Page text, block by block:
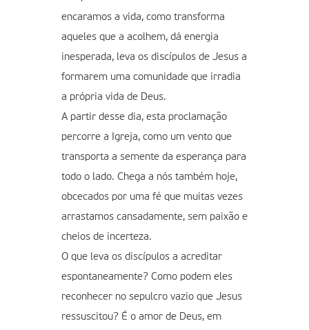
encaramos a vida, como transforma
aqueles que a acolhem, dá energia
inesperada, leva os discípulos de Jesus a
formarem uma comunidade que irradia
a própria vida de Deus.
A partir desse dia, esta proclamação
percorre a Igreja, como um vento que
transporta a semente da esperança para
todo o lado. Chega a nós também hoje,
obcecados por uma fé que muitas vezes
arrastamos cansadamente, sem paixão e
cheios de incerteza.
O que leva os discípulos a acreditar
espontaneamente? Como podem eles
reconhecer no sepulcro vazio que Jesus
ressuscitou? É o amor de Deus, em